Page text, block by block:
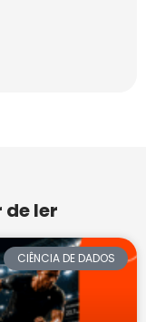
ler
CIÊNCIA DE DADOS